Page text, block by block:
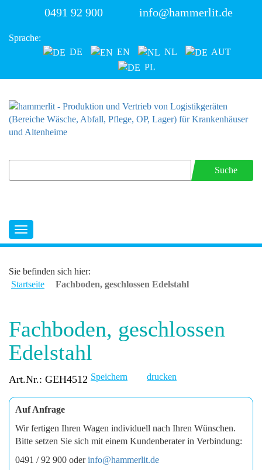
0491 92 900 info@hammerlit.de
Sprache:
DE
EN NL
AUT
PL
Suche
Sie befinden sich hier:
Startseite
Fachboden, geschlossen Edelstahl
Fachboden, geschlossen
Edelstahl
Art.Nr.: GEH4512 Speichern drucken
Auf Anfrage
Wir fertigen Ihren Wagen individuell nach Ihren Wünschen.
Bitte setzen Sie sich mit einem Kundenberater in Verbindung:
0491 / 92 900 oderinfo@hammerlit.de